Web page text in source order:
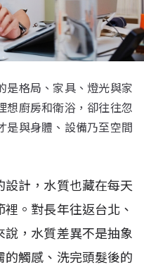
是格局、家具、燈光與家
想廚房和衛浴，卻往往忽
是與身體、設備乃至空間
計，水質也藏在每天
。對長年往返台北、
說，水質差異不是抽象
觸感、洗完頭髮後的